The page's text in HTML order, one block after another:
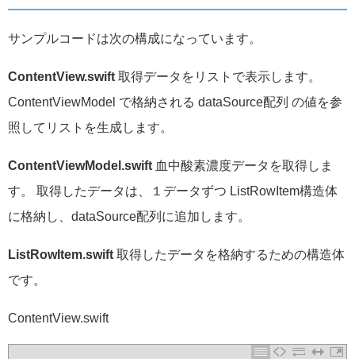
サンプルコードは次の構成になっています。
ContentView.swift 取得データをリストで表示します。
ContentViewModel で格納される dataSource配列 の値を参
照してリストを生成します。
ContentViewModel.swift 血中酸素濃度データを取得しま
す。
取得したデータは、１データずつ ListRowItem構造体
に格納し、dataSource配列に追加します。
ListRowItem.swift 取得したデータを格納するための構造体
です。
ContentView.swift